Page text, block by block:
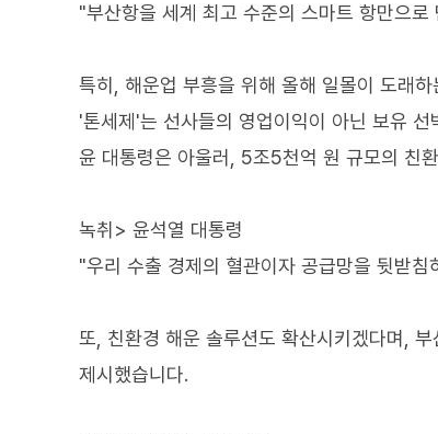
"부산항을 세계 최고 수준의 스마트 항만으
특히, 해운업 부흥을 위해 올해 일몰이 도래
'톤세제'는 선사들의 영업이익이 아닌 보유
윤 대통령은 아울러, 5조5천억 원 규모의 친
녹취> 윤석열 대통령
"우리 수출 경제의 혈관이자 공급망을 뒷받
또, 친환경 해운 솔루션도 확산시키겠다며,
제시했습니다.